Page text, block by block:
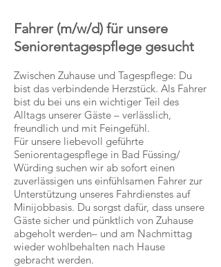
Fahrer (m/w/d) für unsere
Seniorentagespflege gesucht
Zwischen Zuhause und Tagespflege: Du
bist das verbindende Herzstück. Als Fahrer
bist du bei uns ein wichtiger Teil des
Alltags unserer Gäste – verlässlich,
freundlich und mit Feingefühl.
Für unsere liebevoll geführte
Seniorentagespflege in Bad Füssing/
Würding suchen wir ab sofort einen
zuverlässigen uns einfühlsamen Fahrer zur
Unterstützung unseres Fahrdienstes auf
Minijobbasis. Du sorgst dafür, dass unsere
Gäste sicher und pünktlich von Zuhause
abgeholt werden– und am Nachmittag
wieder wohlbehalten nach Hause
gebracht werden.